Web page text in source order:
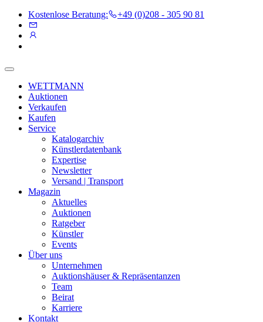
Kostenlose Beratung: +49 (0)208 - 305 90 81
WETTMANN
Auktionen
Verkaufen
Kaufen
Service
Katalogarchiv
Künstlerdatenbank
Expertise
Newsletter
Versand | Transport
Magazin
Aktuelles
Auktionen
Ratgeber
Künstler
Events
Über uns
Unternehmen
Auktionshäuser & Repräsentanzen
Team
Beirat
Karriere
Kontakt